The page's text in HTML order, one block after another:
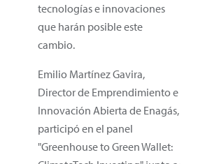
tecnologías e innovaciones
que harán posible este
cambio.
Emilio Martínez Gavira,
Director de Emprendimiento e
Innovación Abierta de Enagás,
participó en el panel
"Greenhouse to Green Wallet: